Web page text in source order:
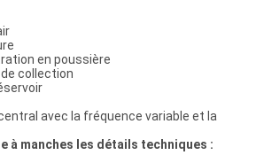
en poussière
collection
avec la fréquence variable et la
à manches les détails techniques :